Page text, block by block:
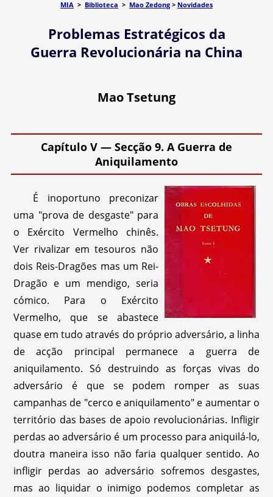
MIA > Biblioteca > Mao Zedong > Novidades
Problemas Estratégicos da
Guerra Revolucionária na China
Mao Tsetung
Capítulo V — Secção 9. A Guerra de
Aniquilamento
É inoportuno preconizar
uma "prova de desgaste" para
o Exército Vermelho chinês.
Ver rivalizar em tesouros não
dois Reis-Dragões mas um Rei-
Dragão e um mendigo, seria
cómico. Para o Exército
Vermelho, que se abastece
quase em tudo através do próprio adversário, a linha
de acção principal permanece a guerra de
aniquilamento. Só destruindo as forças vivas do
adversário é que se podem romper as suas
campanhas de "cerco e aniquilamento" e aumentar o
território das bases de apoio revolucionárias. Infligir
perdas ao adversário é um processo para aniquilá-lo,
doutra maneira isso não faria qualquer sentido. Ao
infligir perdas ao adversário sofremos desgastes,
mas ao liquidar o inimigo podemos completar as